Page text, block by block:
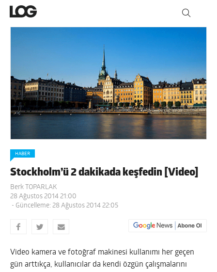
HABER
Stockholm’ü 2 dakikada keşfedin [Video]
Berk TOPARLAK
28 Ağustos 2014 21:00
- Güncelleme: 28 Ağustos 2014 22:05
Video kamera ve fotoğraf makinesi kullanımı her geçen
gün arttıkça, kullanıcılar da kendi özgün çalışmalarını